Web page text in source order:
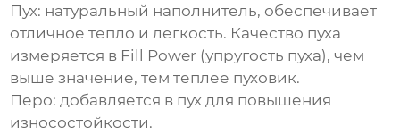
Пух: натуральный наполнитель, обеспечивает
отличное тепло и легкость. Качество пуха
измеряется в Fill Power (упругость пуха), чем
выше значение, тем теплее пуховик.
Перо: добавляется в пух для повышения
износостойкости.